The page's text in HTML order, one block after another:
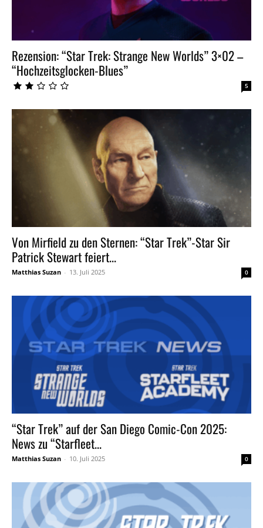
Rezension: “Star Trek: Strange New Worlds” 3×02 –
“Hochzeitsglocken-Blues”
5
Von Mirfield zu den Sternen: “Star Trek”-Star Sir
Patrick Stewart feiert...
Matthias Suzan - 13. Juli 2025 0
“Star Trek” auf der San Diego Comic-Con 2025:
News zu “Starfleet...
Matthias Suzan - 10. Juli 2025 0